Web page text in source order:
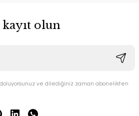
olun
ve dilediğiniz zaman abonelikten